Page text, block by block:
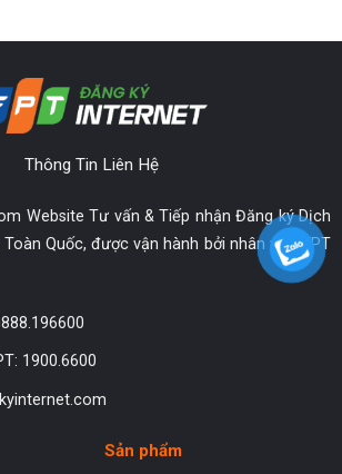
Thông Tin Liên Hệ
Website Tư vấn & Tiếp nhận Đăng ký Dịch
Quốc, được vận hành bởi nhân viên FPT
1900.6600
Sản phẩm